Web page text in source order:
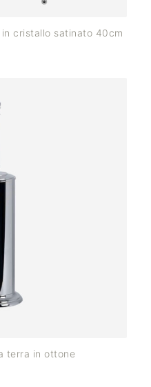
in cristallo satinato 40cm
terra in ottone